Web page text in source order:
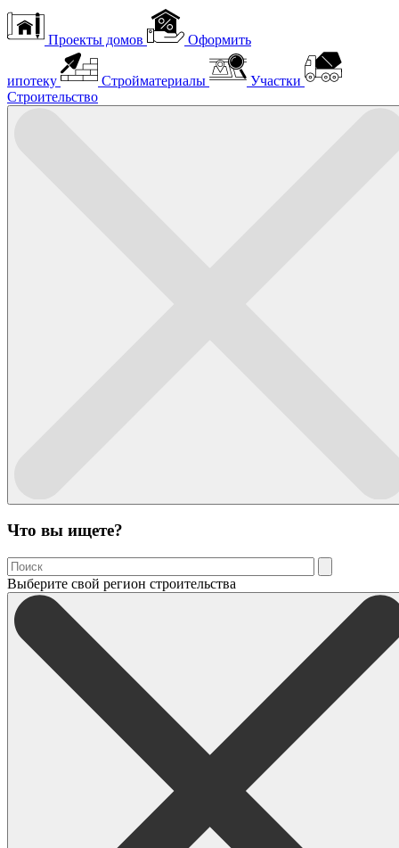
Проекты домов Оформить
ипотеку Стройматериалы
Участки
Строительство
Что вы ищете?
Выберите свой регион строительства